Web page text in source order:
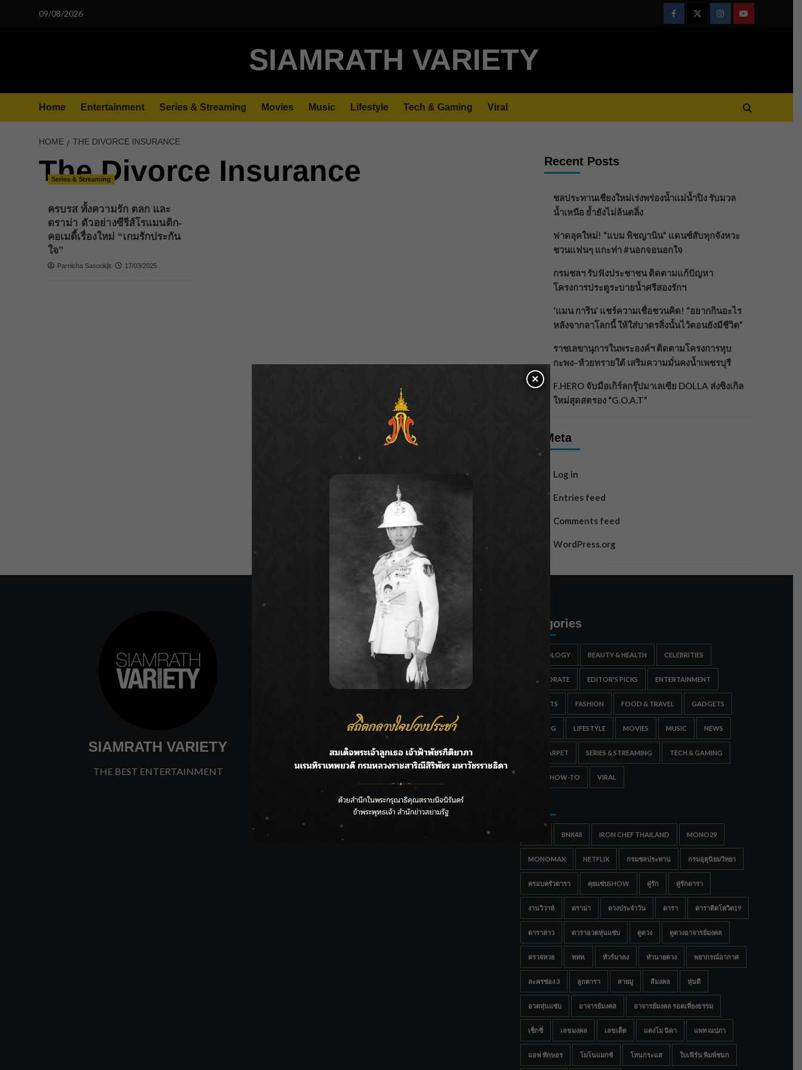
09/08/2026
FacebookTwitterInstagramYoutube
SIAMRATH VARIETY
Home Entertainment Series & Streaming Movies Music Lifestyle Tech & Gaming Viral
HOME THE DIVORCE INSURANCE
The Divorce Insurance
Series & Streaming
ครบรส ทั้งความรัก ตลก และ
ดราม่า ตัวอย่างซีรีส์โรแมนติก-
คอเมดี้เรื่องใหม่ “เกมรักประกัน
ใจ”
Parnicha Sasookjit 17/03/2025
Recent Posts
ชลประทานเชียงใหม่เร่งพร่องน้ำแม่น้ำปิง รับมวล
น้ำเหนือ ย้ำยังไม่ล้นตลิ่ง
ฟาดลุคใหม่! “แบม พิชญานิน” แดนซ์สับทุกจังหวะ
ชวนแฟนๆ แกะท่า #นอกจอนอกใจ
กรมชลฯ รับฟังประชาชน ติดตามแก้ปัญหา
โครงการประตูระบายน้ำศรีสองรักฯ
‘แมน การิน’ แชร์ความเชื่อชวนคิด! “อยากกินอะไร
หลังจากลาโลกนี้ ให้ใส่บาตรสิ่งนั้นไว้ตอนยังมีชีวิต”
ราชเลขานุการในพระองค์ฯ ติดตามโครงการหุบ
กะพง–ห้วยทรายใต้ เสริมความมั่นคงน้ำเพชรบุรี
F.HERO จับมือเกิร์ลกรุ๊ปมาเลเซีย DOLLA ส่งซิงเกิล
ใหม่สุดสตรอง “G.O.A.T”
Meta
Log in
Entries feed
Comments feed
WordPress.org
SIAMRATH VARIETY
THE BEST ENTERTAINMENT
ชลประทานเชียงใหม่เร่งพร่องน้ำแม่น้ำปิง รับมวลน้ำเหนือ ย้ำ
ฟาดลุคใหม่! “แบม พิชญานิน” แดนซ์สับทุกจังหวะ ชวนแฟนๆ
กรมชลฯ รับฟังประชาชน ติดตามแก้ปัญหาโครงการประตู
ระบายน้ำศรีสองรักฯ
‘แมน การิน’ แชร์ความเชื่อชวนคิด! “อยากกินอะไรหลังจาก
ลาโลกนี้ ให้ใส่บาตรสิ่งนั้นไว้ตอนยังมีชีวิต”
ราชเลขานุการในพระองค์ฯ ติดตามโครงการหุบกะพง–ห้วย
ทรายใต้ เสริมความมั่นคงน้ำเพชรบุรี
Categories
ASTROLOGY BEAUTY & HEALTH CELEBRITIES
CORPORATE EDITOR'S PICKS ENTERTAINMENT
ESPORTS FASHION FOOD & TRAVEL GADGETS
GAMING LIFESTYLE MOVIES MUSIC NEWS
RED CARPET SERIES & STREAMING TECH & GAMING
TIPS & HOW-TO VIRAL
BNK48 IRON CHEF THAILAND MONO29
MONOMAX NETFLIX กรมชลประทาน กรมอุตุนิยมวิทยา
ครอบครัวดารา คุยแซ่บSHOW คู่รัก คู่รักดารา
งานวิวาห์ ดราม่า ดวงประจำวัน ดารา ดาราติดโควิด19
ดาราสาว ดาราอวดหุ่นแซ่บ ดูดวง ดูดวงอาจารย์มงคล
ตรวจหวย ททท. ทัวร์มาลง ทำนายดวง พยากรณ์อากาศ
ละครช่อง 3 ลูกดารา สายมู สีมงคล หุ่นดี
อวดหุ่นแซ่บ อาจารย์มงคล อาจารย์มงคล รอดเที่ยงธรรม
เซ็กซี่ เลขมงคล เลขเด็ด แตงโม นิดา แพท ณปภา
แอฟ ทักษอร โมโนแมกซ์ โหนกระแส ใบเฟิร์น พิมพ์ชนก
×